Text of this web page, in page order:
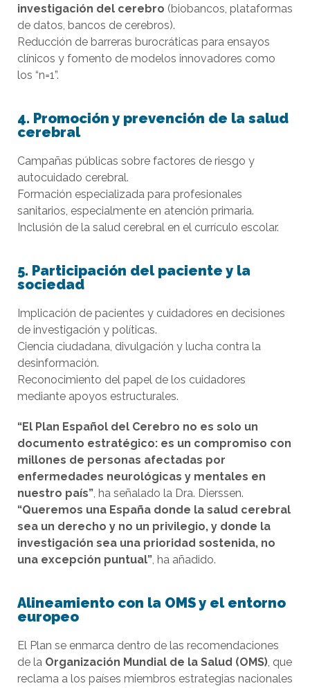
investigación del cerebro (biobancos, plataformas
de datos, bancos de cerebros).
Reducción de barreras burocráticas para ensayos
clínicos y fomento de modelos innovadores como
los “n=1”.
4. Promoción y prevención de la salud
cerebral
Campañas públicas sobre factores de riesgo y
autocuidado cerebral.
Formación especializada para profesionales
sanitarios, especialmente en atención primaria.
Inclusión de la salud cerebral en el currículo escolar.
5. Participación del paciente y la
sociedad
Implicación de pacientes y cuidadores en decisiones
de investigación y políticas.
Ciencia ciudadana, divulgación y lucha contra la
desinformación.
Reconocimiento del papel de los cuidadores
mediante apoyos estructurales.
“El Plan Español del Cerebro no es solo un
documento estratégico: es un compromiso con
millones de personas afectadas por
enfermedades neurológicas y mentales en
nuestro país”, ha señalado la Dra. Dierssen.
“Queremos una España donde la salud cerebral
sea un derecho y no un privilegio, y donde la
investigación sea una prioridad sostenida, no
una excepción puntual”, ha añadido.
Alineamiento con la OMS y el entorno
europeo
El Plan se enmarca dentro de las recomendaciones
de la Organización Mundial de la Salud (OMS), que
reclama a los países miembros estrategias nacionales